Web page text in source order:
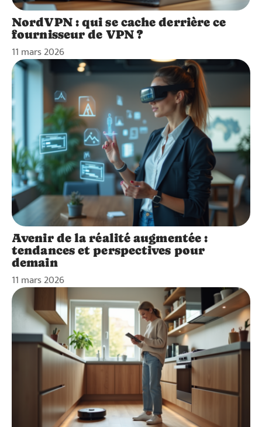
NordVPN : qui se cache derrière ce
fournisseur de VPN ?
11 mars 2026
Avenir de la réalité augmentée :
tendances et perspectives pour
demain
11 mars 2026